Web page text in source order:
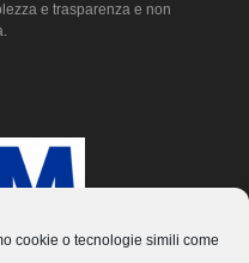
cookie o tecnologie simili come
e trasparenza e non